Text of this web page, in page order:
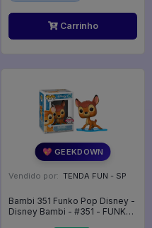
Carrinho
💖 GEEKDOWN
Vendido por: TENDA FUN - SP
Bambi 351 Funko Pop Disney -
Disney Bambi - #351 - FUNKO